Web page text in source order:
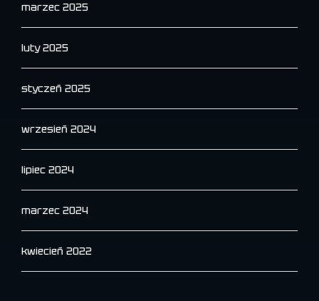
marzec 2025
luty 2025
styczeń 2025
wrzesień 2024
lipiec 2024
marzec 2024
kwiecień 2022